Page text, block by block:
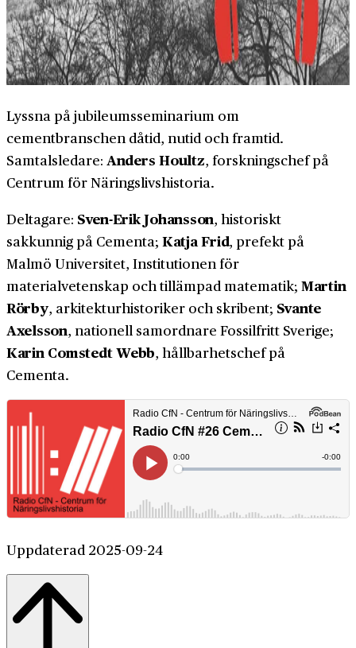
Lyssna på jubileumsseminarium om
cementbranschen dåtid, nutid och framtid.
Samtalsledare: Anders Houltz, forskningschef på
Centrum för Näringslivshistoria.
Deltagare: Sven-Erik Johansson, historiskt
sakkunnig på Cementa; Katja Frid, prefekt på
Malmö Universitet, Institutionen för
materialvetenskap och tillämpad matematik; Martin
Rörby, arkitekturhistoriker och skribent; Svante
Axelsson, nationell samordnare Fossilfritt Sverige;
Karin Comstedt Webb, hållbarhetschef på
Cementa.
Uppdaterad 2025-09-24